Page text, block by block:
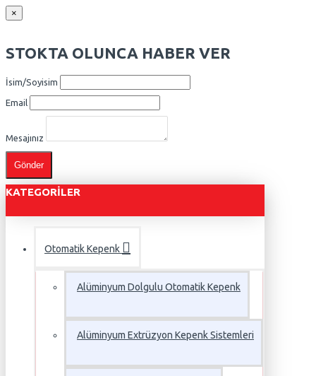
×
STOKTA OLUNCA HABER VER
İsim/Soyisim
Email
Mesajınız
Gönder
KATEGORILER
Otomatik Kepenk
Alüminyum Dolgulu Otomatik Kepenk
Alüminyum Extrüzyon Kepenk Sistemleri